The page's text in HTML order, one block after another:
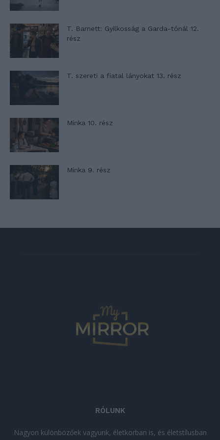
T. Barnett: Gyilkosság a Garda-tónál 12.
rész
T. szereti a fiatal lányokat 13. rész
Minka 10. rész
Minka 9. rész
RÓLUNK
Nagyon különbözőek vagyunk, életkorban is, és életstílusban